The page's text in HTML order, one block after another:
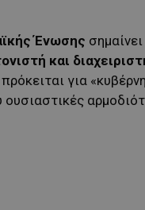
Ένωσης
και
για